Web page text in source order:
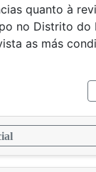
quanto à
no Distrito do
as más